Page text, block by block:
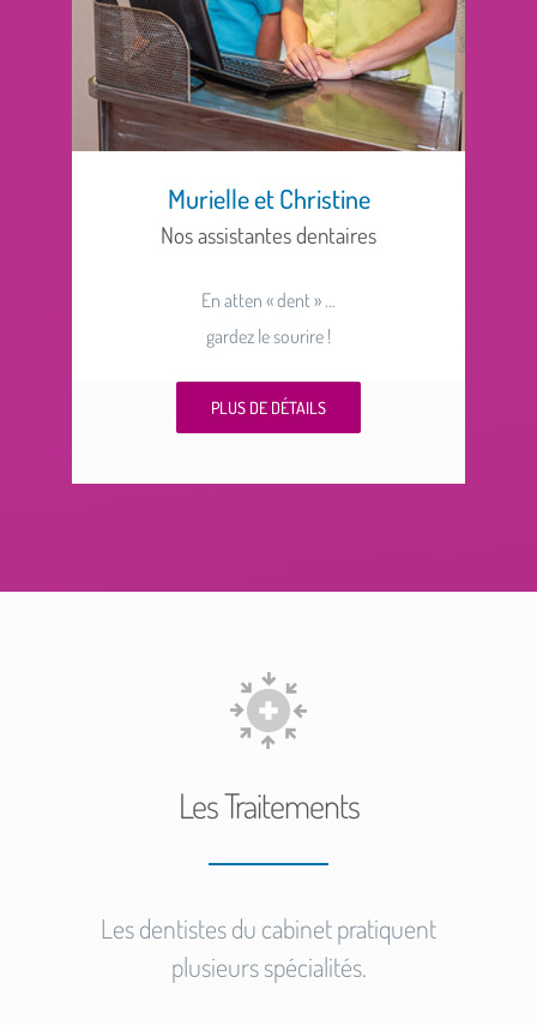
Murielle et Christine
Nos assistantes dentaires
En atten « dent » …
gardez le sourire !
PLUS DE DÉTAILS
Les Traitements
Les dentistes du cabinet pratiquent
plusieurs spécialités.